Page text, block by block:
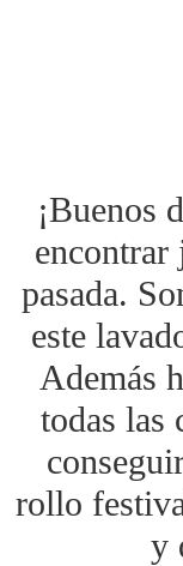
¡Buenos
encontrar
pasada.
este
Además
todas las
rollo
y